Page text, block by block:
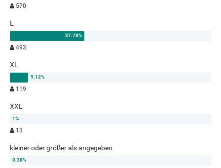
570
L
493
XL
119
XXL
13
kleiner oder größer als angegeben